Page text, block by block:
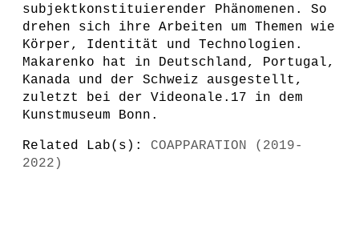
subjektkonstituierender Phänomenen. So
drehen sich ihre Arbeiten um Themen wie
Körper, Identität und Technologien.
Makarenko hat in Deutschland, Portugal,
Kanada und der Schweiz ausgestellt,
zuletzt bei der Videonale.17 in dem
Kunstmuseum Bonn.
Related Lab(s): COAPPARATION (2019-
2022)